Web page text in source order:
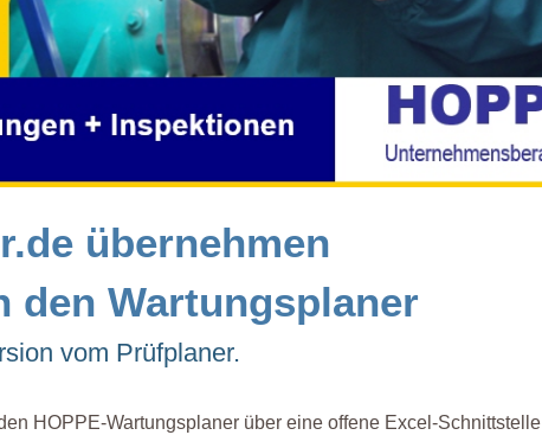
übernehmen
den Wartungsplaner
vom Prüfplaner.
HOPPE-Wartungsplaner über eine offene Excel-Schnittstelle